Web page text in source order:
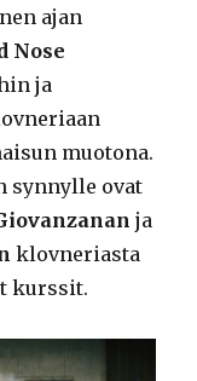
ajan
Nose
ja
muotona.
synnylle ovat
ja
klovneriasta
kurssit.